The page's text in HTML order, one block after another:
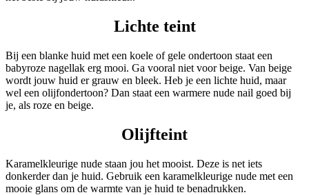
Lichte teint
Bij een blanke huid met een koele of gele ondertoon staat een
babyroze nagellak erg mooi. Ga vooral niet voor beige. Van beige
wordt jouw huid er grauw en bleek. Heb je een lichte huid, maar
wel een olijfondertoon? Dan staat een warmere nude nail goed bij
je, als roze en beige.
Olijfteint
Karamelkleurige nude staan jou het mooist. Deze is net iets
donkerder dan je huid. Gebruik een karamelkleurige nude met een
mooie glans om de warmte van je huid te benadrukken.